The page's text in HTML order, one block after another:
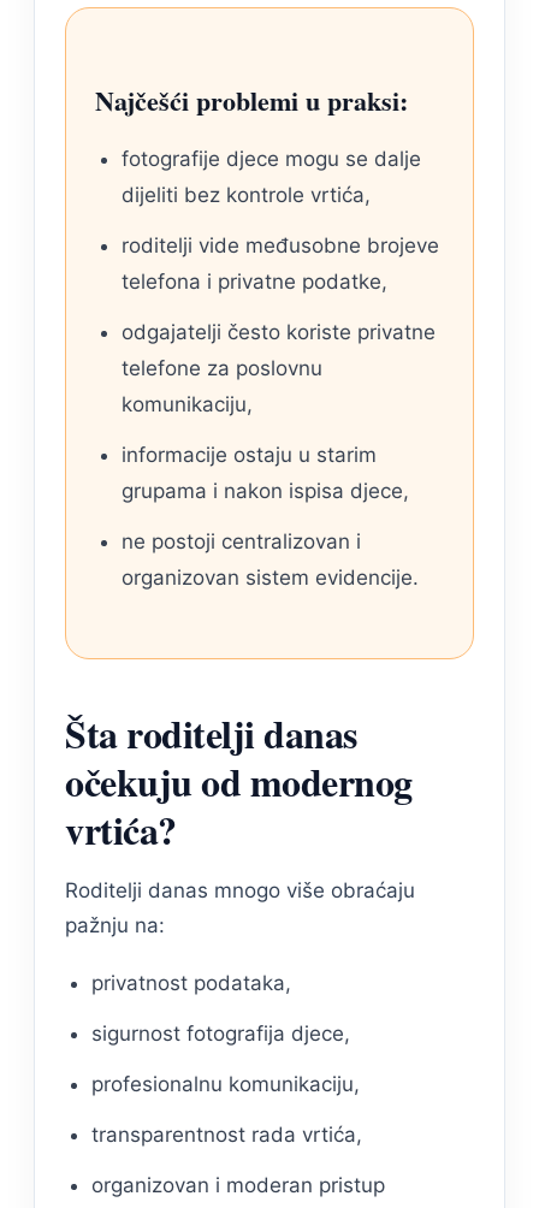
Najčešći problemi u praksi:
fotografije djece mogu se dalje
dijeliti bez kontrole vrtića,
roditelji vide međusobne brojeve
telefona i privatne podatke,
odgajatelji često koriste privatne
telefone za poslovnu
komunikaciju,
informacije ostaju u starim
grupama i nakon ispisa djece,
ne postoji centralizovan i
organizovan sistem evidencije.
Šta roditelji danas
očekuju od modernog
vrtića?
Roditelji danas mnogo više obraćaju
pažnju na:
privatnost podataka,
sigurnost fotografija djece,
profesionalnu komunikaciju,
transparentnost rada vrtića,
organizovan i moderan pristup